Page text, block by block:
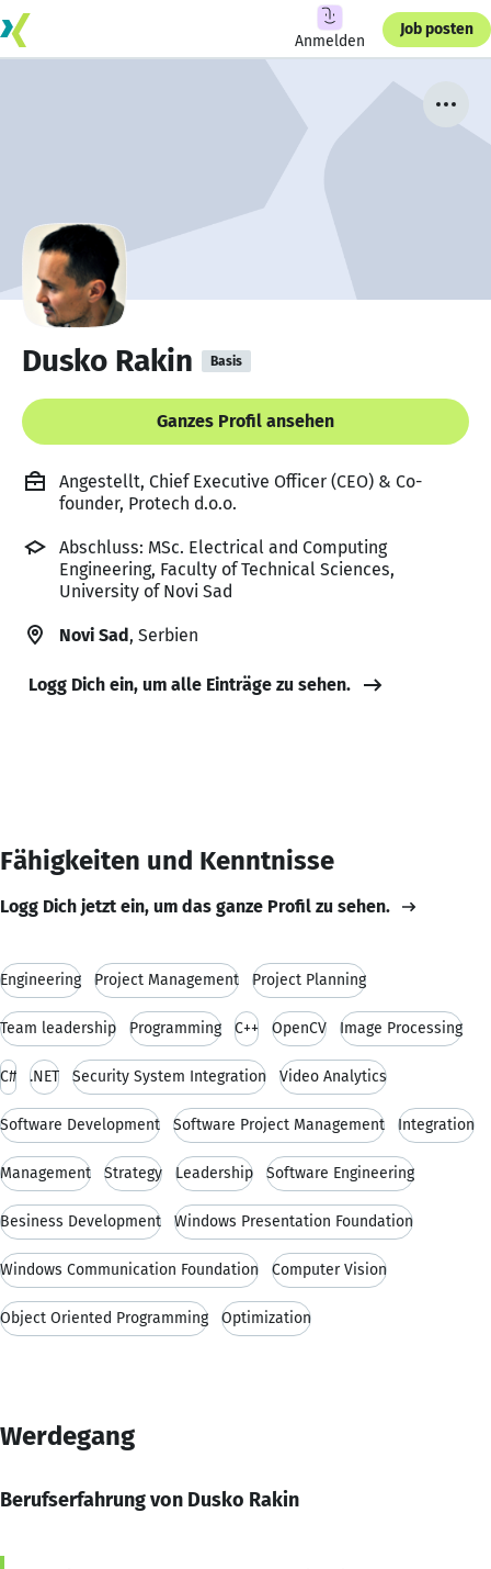
Anmelden
Job posten
Dusko Rakin Basis
Ganzes Profil ansehen
Angestellt, Chief Executive Officer (CEO) & Co-
founder, Protech d.o.o.
Abschluss: MSc. Electrical and Computing
Engineering, Faculty of Technical Sciences,
University of Novi Sad
Novi Sad, Serbien
Logg Dich ein, um alle Einträge zu sehen.
Fähigkeiten und Kenntnisse
Logg Dich jetzt ein, um das ganze Profil zu sehen.
Engineering Project Management Project Planning
Team leadership Programming C++ OpenCV Image Processing
C# .NET Security System Integration Video Analytics
Software Development Software Project Management Integration
Management Strategy Leadership Software Engineering
Besiness Development Windows Presentation Foundation
Windows Communication Foundation Computer Vision
Object Oriented Programming Optimization
Werdegang
Berufserfahrung von Dusko Rakin